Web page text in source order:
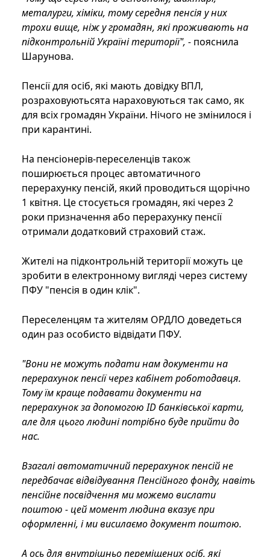
металурги, хіміки, тому середня пенсія у них
трохи вище, ніж у громадян, які проживають на
підконтрольній Україні території", - пояснила
Шарунова.
Пенсії для осіб, які мають довідку ВПЛ,
розраховуютьсята нараховуються так само, як
для всіх громадян України. Нічого не змінилося і
при карантині.
На пенсіонерів-переселенців також
поширюється процес автоматичного
перерахунку пенсій, який проводиться щорічно
1 квітня. Це стосується громадян, які через 2
роки призначення або перерахунку пенсії
отримали додатковий страховий стаж.
Жителі на підконтрольній території можуть це
зробити в електронному вигляді через систему
ПФУ "пенсія в один клік".
Переселенцям та жителям ОРДЛО доведеться
один раз особисто відвідати ПФУ.
"Вони не можуть подати нам документи на
перерахунок пенсії через кабінет роботодавця.
Тому їм краще подавати документи на
перерахунок за допомогою ID банківської карти,
але для цього людині потрібно буде прийти до
нас.
Взагалі автоматичний перерахунок пенсій не
передбачає відвідування Пенсійного фонду, навіть
пенсійне посвідчення ми можемо вислати
поштою - цей момент людина вказує при
оформленні, і ми висилаємо документ поштою.
А ось для внутрішньо переміщених осіб, які